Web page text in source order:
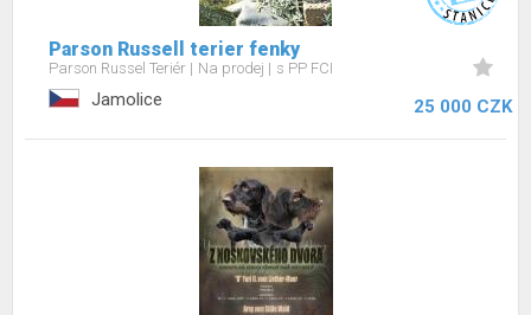
Parson Russell terier fenky
Parson Russel Teriér Na prodej s PP FCI
Jamolice 25 000 CZK